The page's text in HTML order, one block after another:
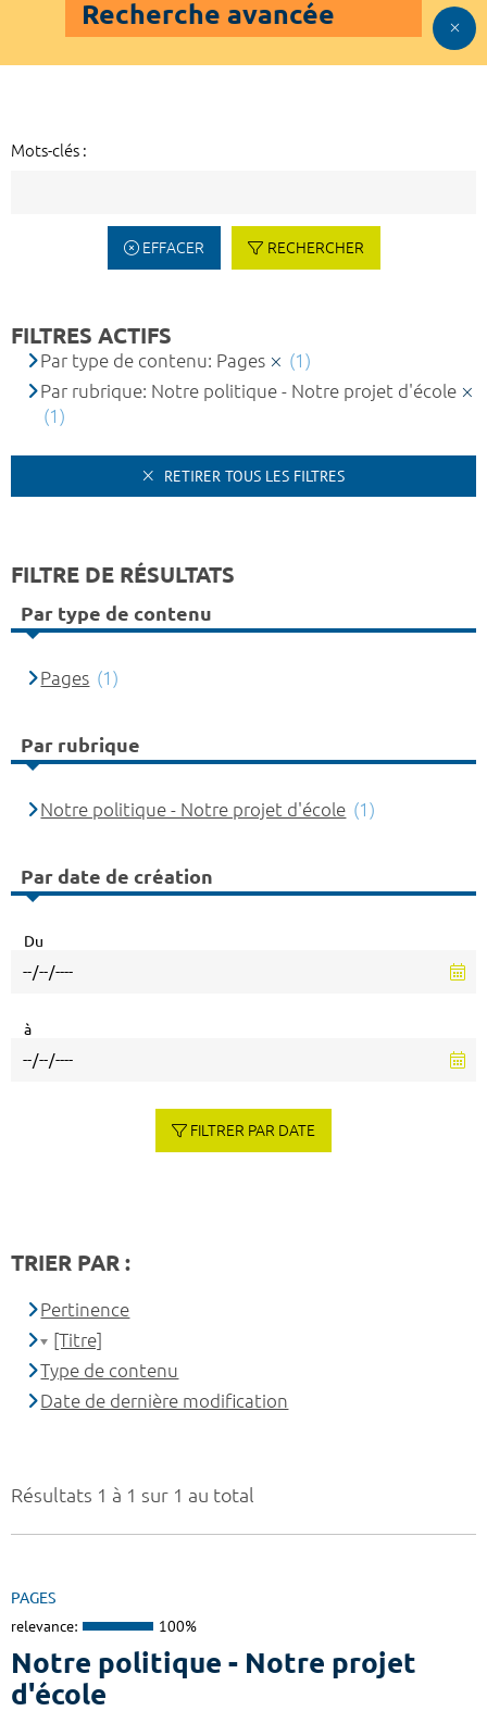
Recherche avancée
Mots-clés :
EFFACER RECHERCHER
Résultats 1 à 1 sur 1 au total
PAGES
relevance: 100%
Notre politique - Notre projet
d'école
FILTRES ACTIFS
Par type de contenu: Pages
(1)
Par rubrique: Notre politique - Notre projet d'école
(1)
RETIRER TOUS LES FILTRES
FILTRE DE RÉSULTATS
Par type de contenu
Pages (1)
Par rubrique
Notre politique - Notre projet d'école (1)
Par date de création
Du
à
FILTRER PAR DATE
TRIER PAR :
Pertinence
[Titre]
Type de contenu
Date de dernière modification